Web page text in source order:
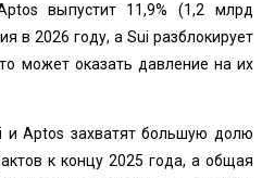
выпустит 11,9% (1,2 млрд
в 2026 году, а Sui разблокирует
может оказать давление на их
и Aptos захватят большую долю
к концу 2025 года, а общая